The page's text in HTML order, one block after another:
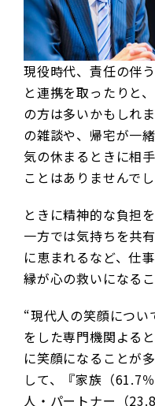
現役時代、責任の伴
と連携を取ったりと
の方は多いかもしれ
の雑談や、帰宅が一
気の休まるときに相
ことはありませんで
ときに精神的な負担
一方では気持ちを共
に恵まれるなど、仕
縁が心の救いになる
“現代人の笑顔につ
をした専門機関よる
に笑顔になることが
して、『家族（61.7
人・パートナー（